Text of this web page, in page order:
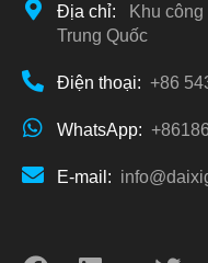
Địa chỉ:
Khu
Trung Quốc
Điện thoại: +86
WhatsApp:
E-mail: